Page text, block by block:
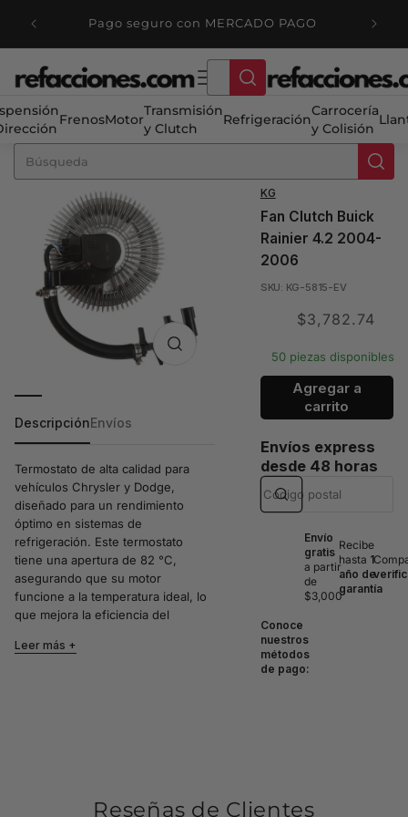
directamente
FrenosMotor
Transmisión
y Clutch
Refrigeración
Carrocería
y Colisión
DescripciónEnvíos
Termostato de alta calidad para
vehículos Chrysler y Dodge,
diseñado para un rendimiento
óptimo en sistemas de
refrigeración. Este termostato
tiene una apertura de 82 °C,
asegurando que su motor
funcione a la temperatura ideal, lo
que mejora la eficiencia del
del motor.
Chrysler New Yorker 3.3 V6
Leer más
KG
Fan Clutch Buick
Rainier 4.2 2004-
2006
SKU: KG-5815-EV
Translation
$3,782.74
50 piezas disponibles
Agregar a
carrito
Envíos express
desde 48 horas
Envío
gratis
a partir
de
$3,000
Recibe
hasta 1
año de
garantía
Conoce
nuestros
métodos
de pago:
Reseñas de Clientes